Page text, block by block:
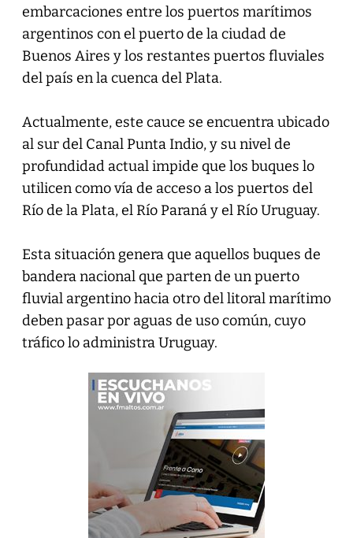
embarcaciones entre los puertos marítimos
argentinos con el puerto de la ciudad de
Buenos Aires y los restantes puertos fluviales
del país en la cuenca del Plata.
Actualmente, este cauce se encuentra ubicado
al sur del Canal Punta Indio, y su nivel de
profundidad actual impide que los buques lo
utilicen como vía de acceso a los puertos del
Río de la Plata, el Río Paraná y el Río Uruguay.
Esta situación genera que aquellos buques de
bandera nacional que parten de un puerto
fluvial argentino hacia otro del litoral marítimo
deben pasar por aguas de uso común, cuyo
tráfico lo administra Uruguay.